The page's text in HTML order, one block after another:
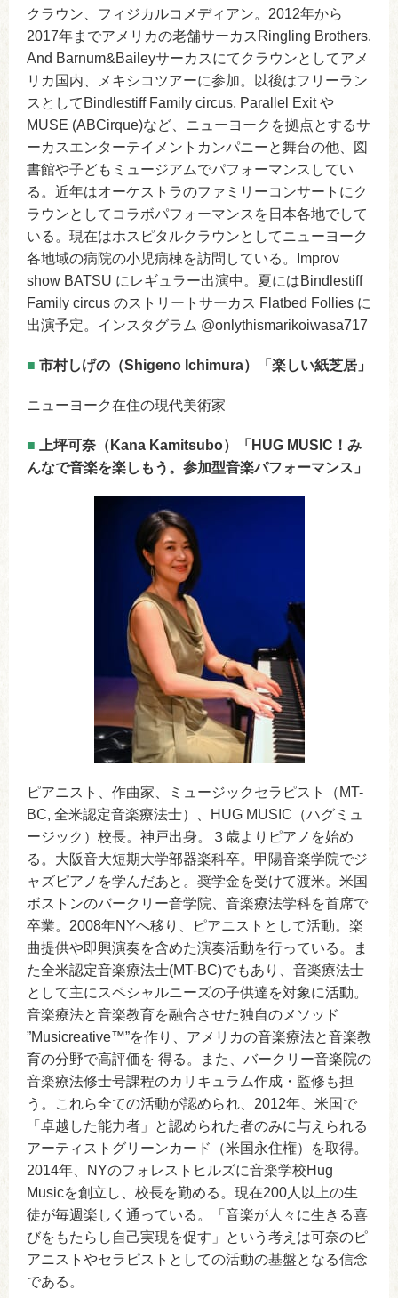
クラウン、フィジカルコメディアン。2012年から
2017年までアメリカの老舗サーカスRingling Brothers.
And Barnum&Baileyサーカスにてクラウンとしてアメ
リカ国内、メキシコツアーに参加。以後はフリーラン
スとしてBindlestiff Family circus, Parallel Exit や
MUSE (ABCirque)など、ニューヨークを拠点とするサ
ーカスエンターテイメントカンパニーと舞台の他、図
書館や子どもミュージアムでパフォーマンスしてい
る。近年はオーケストラのファミリーコンサートにク
ラウンとしてコラボパフォーマンスを日本各地でして
いる。現在はホスピタルクラウンとしてニューヨーク
各地域の病院の小児病棟を訪問している。Improv
show BATSU にレギュラー出演中。夏にはBindlestiff
Family circus のストリートサーカス Flatbed Follies に
出演予定。インスタグラム @onlythismarikoiwasa717
■ 市村しげの（Shigeno Ichimura）「楽しい紙芝居」
ニューヨーク在住の現代美術家
■ 上坪可奈（Kana Kamitsubo）「HUG MUSIC！み
んなで音楽を楽しもう。参加型音楽パフォーマンス」
ピアニスト、作曲家、ミュージックセラピスト（MT-
BC, 全米認定音楽療法士）、HUG MUSIC（ハグミュ
ージック）校長。神戸出身。３歳よりピアノを始め
る。大阪音大短期大学部器楽科卒。甲陽音楽学院でジ
ャズピアノを学んだあと。奨学金を受けて渡米。米国
ボストンのバークリー音学院、音楽療法学科を首席で
卒業。2008年NYへ移り、ピアニストとして活動。楽
曲提供や即興演奏を含めた演奏活動を行っている。ま
た全米認定音楽療法士(MT-BC)でもあり、音楽療法士
として主にスペシャルニーズの子供達を対象に活動。
音楽療法と音楽教育を融合させた独自のメソッド
”Musicreative™”を作り、アメリカの音楽療法と音楽教
育の分野で高評価を 得る。また、バークリー音楽院の
音楽療法修士号課程のカリキュラム作成・監修も担
う。これら全ての活動が認められ、2012年、米国で
「卓越した能力者」と認められた者のみに与えられる
アーティストグリーンカード（米国永住権）を取得。
2014年、NYのフォレストヒルズに音楽学校Hug
Musicを創立し、校長を勤める。現在200人以上の生
徒が毎週楽しく通っている。「音楽が人々に生きる喜
びをもたらし自己実現を促す」という考えは可奈のピ
アニストやセラピストとしての活動の基盤となる信念
である。